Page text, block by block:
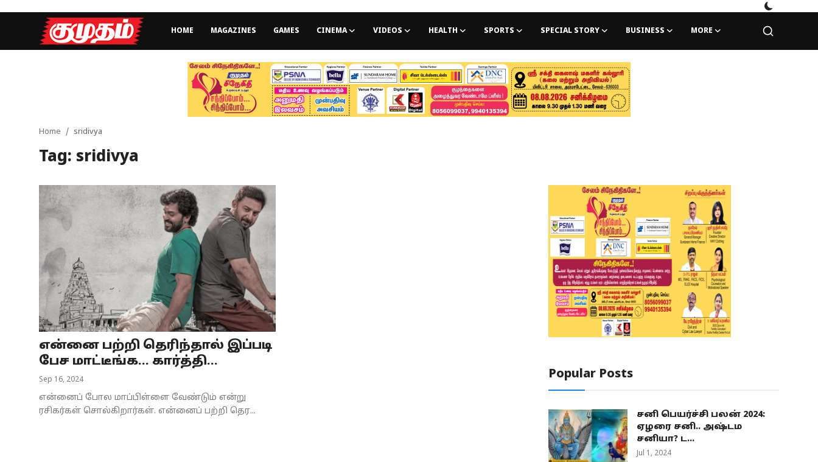
HOME MAGAZINES GAMES CINEMA VIDEOS HEALTH SPORTS SPECIAL STORY BUSINESS MORE
Games
Videos
Special Story
Tamilnadu
Home sridivya
Tag: sridivya
என்னை பற்றி தெரிந்தால் இப்படி
பேச மாட்டீங்க... கார்த்தி...
Sep 16, 2024
என்னைப் போல மாப்பிள்ளை வேண்டும் என்று
ரசிகர்கள் சொல்கிறார்கள். என்னைப் பற்றி தெர...
Popular Posts
சனி பெயர்ச்சி பலன் 2024:
ஏழரை சனி.. அஷ்டம
சனியா? ட...
Jul 1, 2024